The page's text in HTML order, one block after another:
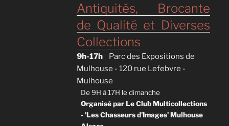
Antiquités, Brocante
de Qualité et Diverses
Collections
9h-17h
Parc des Expositions de
Mulhouse - 120 rue Lefebvre -
Mulhouse
De 9H à 17H le dimanche
Organisé par Le Club Multicollections
- 'Les Chasseurs d'Images' Mulhouse